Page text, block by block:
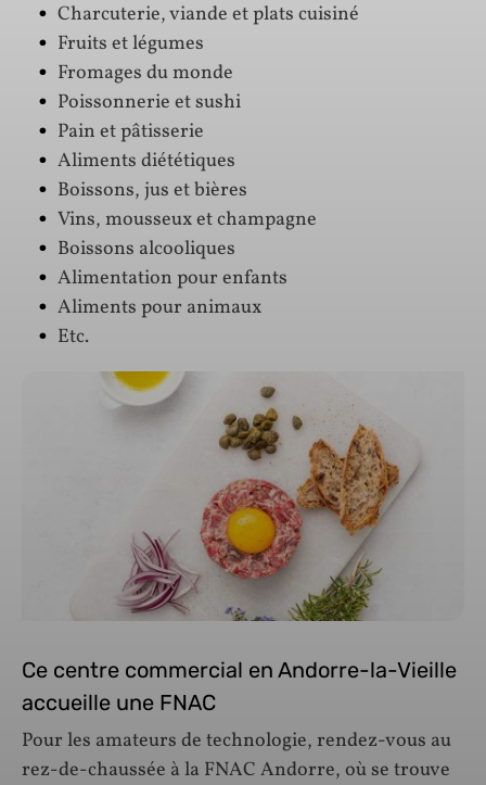
Charcuterie, viande et plats cuisiné
Fruits et légumes
Fromages du monde
Poissonnerie et sushi
Pain et pâtisserie
Aliments diététiques
Boissons, jus et bières
Vins, mousseux et champagne
Boissons alcooliques
Alimentation pour enfants
Aliments pour animaux
Etc.
Ce centre commercial en Andorre-la-Vieille
accueille une FNAC
Pour les amateurs de technologie, rendez-vous au
rez-de-chaussée à la FNAC Andorre, où se trouve